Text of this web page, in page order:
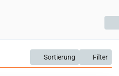
Sortierung Filter